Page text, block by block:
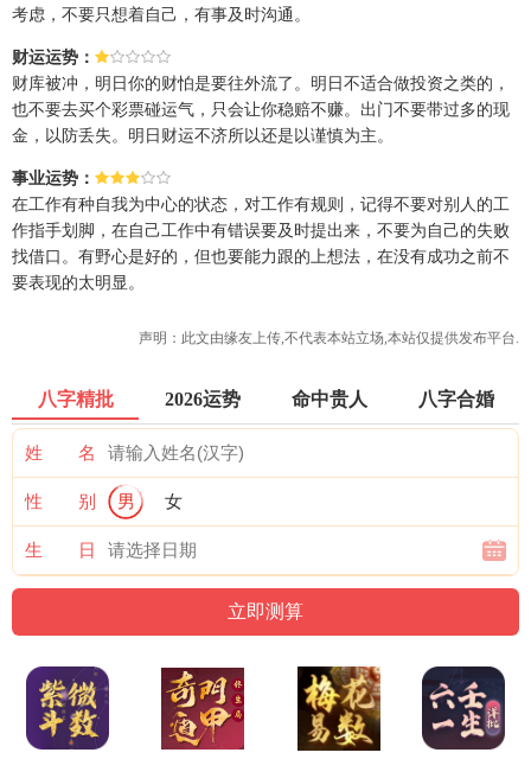
考虑，不要只想着自己，有事及时沟通。
财运运势：
财库被冲，明日你的财怕是要往外流了。明日不适合做投资之类的，
也不要去买个彩票碰运气，只会让你稳赔不赚。出门不要带过多的现
金，以防丢失。明日财运不济所以还是以谨慎为主。
事业运势：
在工作有种自我为中心的状态，对工作有规则，记得不要对别人的工
作指手划脚，在自己工作中有错误要及时提出来，不要为自己的失败
找借口。有野心是好的，但也要能力跟的上想法，在没有成功之前不
要表现的太明显。
声明：此文由缘友 上传,不代表本站立场,本站仅提供发布平台.
八字精批 2026运势 命中贵人 八字合婚
姓 名
性 别 男 女
生 日